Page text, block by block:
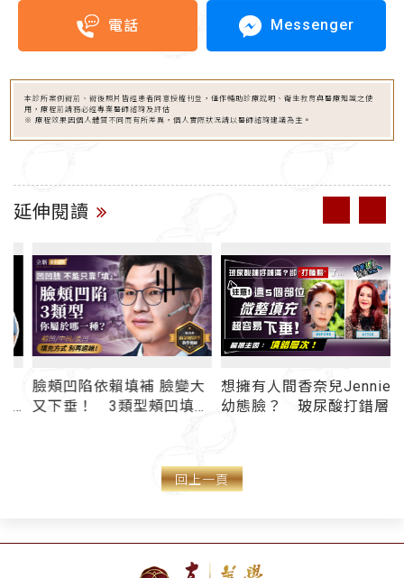
電話 Messenger
本診所案例術前、術後照片皆經患者同意授權刊登，僅作輔助診療說明、衛生教育與醫療知識之使
用，療程前請務必經專業醫師諮詢及評估
※ 療程效果因個人體質不同而有所差異，個人實際狀況請以醫師諮詢建議為主。
延伸閱讀
臉頰凹陷依賴填補 臉變大
又下垂！ 3類型頰凹填充
想擁有人間香奈兒Jennie
幼態臉？ 玻尿酸打錯層
頰凹陷微整形注意事項一
次看
回上一頁